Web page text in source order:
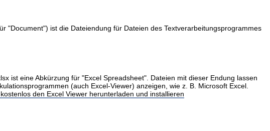
"Document") ist die Dateiendung für Dateien des Textverarbeitungsprogrammes
ist eine Abkürzung für "Excel Spreadsheet". Dateien mit dieser Endung lassen
(auch Excel-Viewer) anzeigen, wie z. B. Microsoft Excel.
den Excel Viewer herunterladen und installieren